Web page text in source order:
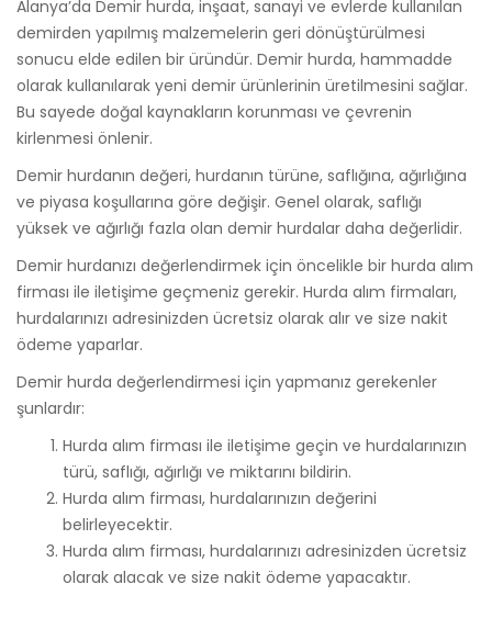
Alanya’da Demir hurda, inşaat, sanayi ve evlerde kullanılan
demirden yapılmış malzemelerin geri dönüştürülmesi
sonucu elde edilen bir üründür. Demir hurda, hammadde
olarak kullanılarak yeni demir ürünlerinin üretilmesini sağlar.
Bu sayede doğal kaynakların korunması ve çevrenin
kirlenmesi önlenir.
Demir hurdanın değeri, hurdanın türüne, saflığına, ağırlığına
ve piyasa koşullarına göre değişir. Genel olarak, saflığı
yüksek ve ağırlığı fazla olan demir hurdalar daha değerlidir.
Demir hurdanızı değerlendirmek için öncelikle bir hurda alım
firması ile iletişime geçmeniz gerekir. Hurda alım firmaları,
hurdalarınızı adresinizden ücretsiz olarak alır ve size nakit
ödeme yaparlar.
Demir hurda değerlendirmesi için yapmanız gerekenler
şunlardır:
Hurda alım firması ile iletişime geçin ve hurdalarınızın
türü, saflığı, ağırlığı ve miktarını bildirin.
Hurda alım firması, hurdalarınızın değerini
belirleyecektir.
Hurda alım firması, hurdalarınızı adresinizden ücretsiz
olarak alacak ve size nakit ödeme yapacaktır.